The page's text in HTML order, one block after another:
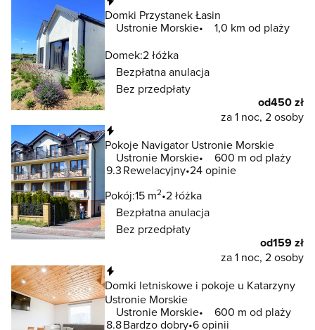
Domki Przystanek Łasin
Ustronie Morskie
1,0 km od plaży
Domek:2 łóżka
Bezpłatna anulacja
Bez przedpłaty
od450 zł
za 1 noc, 2 osoby
Pokoje Navigator Ustronie Morskie
Ustronie Morskie
600 m od plaży
9.3Rewelacyjny 24 opinie
Pokój:15 m2 2 łóżka
Bezpłatna anulacja
Bez przedpłaty
od159 zł
za 1 noc, 2 osoby
Domki letniskowe i pokoje u Katarzyny
Ustronie Morskie
Ustronie Morskie
600 m od plaży
8.8Bardzo dobry 6 opinii